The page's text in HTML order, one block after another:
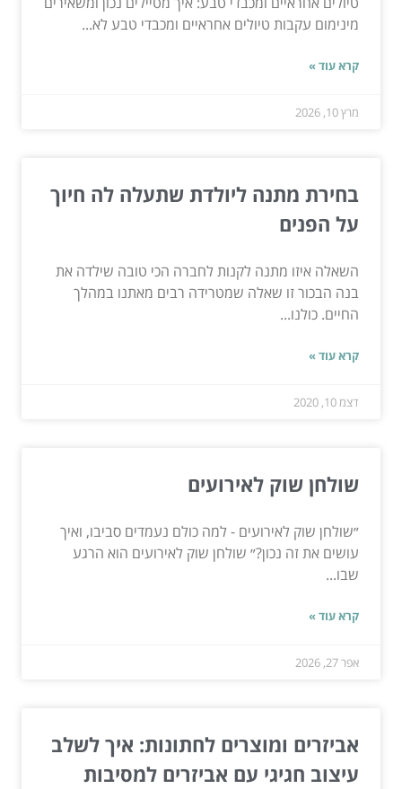
מינימום עקבות טיולים אחראיים ומכבדי טבע לא...
קרא עוד »
מרץ 10, 2026
בחירת מתנה ליולדת שתעלה לה חיוך
על הפנים
השאלה איזו מתנה לקנות לחברה הכי טובה שילדה את
בנה הבכור זו שאלה שמטרידה רבים מאתנו במהלך
החיים. כולנו...
קרא עוד »
דצמ 10, 2020
שולחן שוק לאירועים
״שולחן שוק לאירועים - למה כולם נעמדים סביבו, ואיך
עושים את זה נכון?״ שולחן שוק לאירועים הוא הרגע
שבו...
קרא עוד »
אפר 27, 2026
אביזרים ומוצרים לחתונות: איך לשלב
עיצוב חגיגי עם אביזרים למסיבות